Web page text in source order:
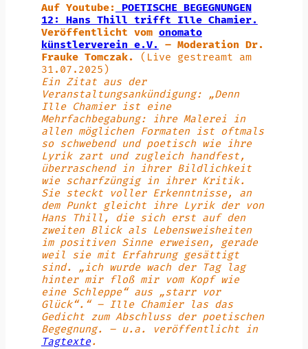
Auf Youtube:
POETISCHE BEGEGNUNGEN
12: Hans Thill trifft Ille Chamier.
Veröffentlicht vom onomato
künstlerverein e.V. – Moderation Dr.
Frauke Tomczak. (Live gestreamt am
31.07.2025)
Ein Zitat aus der
Veranstaltungsankündigung: „Denn
Ille Chamier ist eine
Mehrfachbegabung: ihre Malerei in
allen möglichen Formaten ist oftmals
so schwebend und poetisch wie ihre
Lyrik zart und zugleich handfest,
überraschend in ihrer Bildlichkeit
wie scharfzüngig in ihrer Kritik.
Sie steckt voller Erkenntnisse, an
dem Punkt gleicht ihre Lyrik der von
Hans Thill, die sich erst auf den
zweiten Blick als Lebensweisheiten
im positiven Sinne erweisen, gerade
weil sie mit Erfahrung gesättigt
sind. „ich wurde wach der Tag lag
hinter mir floß mir vom Kopf wie
eine Schleppe“ aus „starr vor
Glück“.“ – Ille Chamier las das
Gedicht zum Abschluss der poetischen
Begegnung. – u.a. veröffentlicht in
Tagtexte.